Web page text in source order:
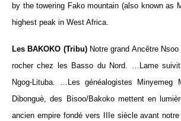
by the towering Fako mountain (also known as
highest peak in West Africa.
Les BAKOKO (Tribu) Notre grand Ancêtre
rocher chez les Basso du Nord. …Lame
Ngog-Lituba. …Les généalogistes Minyemeg
Dibonguè, des Bisoo/Bakoko mettent en
ancien empire fondé vers IIIe siècle avant